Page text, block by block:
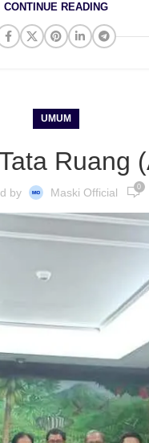
CONTINUE READING
UMUM
Ruang
by Maski Official 0